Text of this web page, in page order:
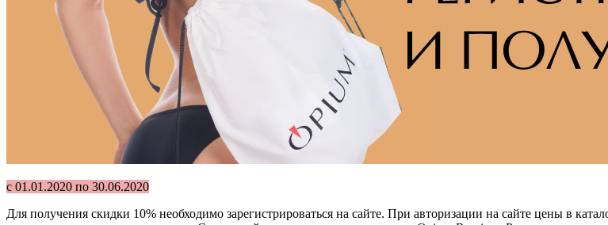
с 01.01.2020 по 30.06.2020
Для получения скидки 10% необходимо зарегистрироваться на сайте. При авторизации на сайте цены в